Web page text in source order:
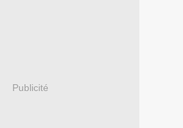
Publicité